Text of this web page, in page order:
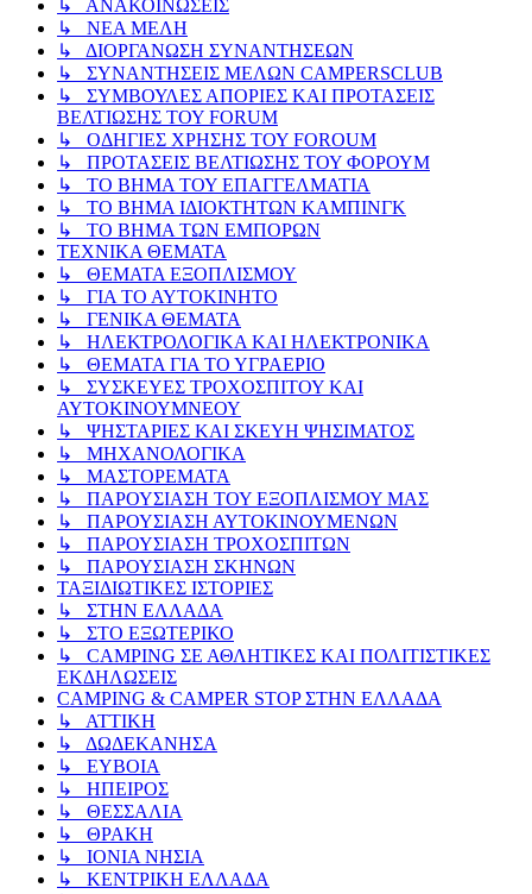
↳ ΑΝΑΚΟΙΝΩΣΕΙΣ
↳ ΝΕΑ ΜΕΛΗ
↳ ΔΙΟΡΓΑΝΩΣΗ ΣΥΝΑΝΤΗΣΕΩΝ
↳ ΣΥΝΑΝΤΗΣΕΙΣ ΜΕΛΩΝ CAMPERSCLUB
↳ ΣΥΜΒΟΥΛΕΣ ΑΠΟΡΙΕΣ ΚΑΙ ΠΡΟΤΑΣΕΙΣ
ΒΕΛΤΙΩΣΗΣ ΤΟΥ FORUM
↳ ΟΔΗΓΙΕΣ ΧΡΗΣΗΣ ΤΟΥ FOROUM
↳ ΠΡΟΤΑΣΕΙΣ ΒΕΛΤΙΩΣΗΣ ΤΟΥ ΦΟΡΟΥΜ
↳ ΤΟ ΒΗΜΑ ΤΟΥ ΕΠΑΓΓΕΛΜΑΤΙΑ
↳ ΤΟ ΒΗΜΑ ΙΔΙΟΚΤΗΤΩΝ ΚΑΜΠΙΝΓΚ
↳ ΤΟ ΒΗΜΑ ΤΩΝ ΕΜΠΟΡΩΝ
ΤΕΧΝΙΚΑ ΘΕΜΑΤΑ
↳ ΘΕΜΑΤΑ ΕΞΟΠΛΙΣΜΟΥ
↳ ΓΙΑ ΤΟ ΑΥΤΟΚΙΝΗΤΟ
↳ ΓΕΝΙΚΑ ΘΕΜΑΤΑ
↳ ΗΛΕΚΤΡΟΛΟΓΙΚΑ ΚΑΙ ΗΛΕΚΤΡΟΝΙΚΑ
↳ ΘΕΜΑΤΑ ΓΙΑ ΤΟ ΥΓΡΑΕΡΙΟ
↳ ΣΥΣΚΕΥΕΣ ΤΡΟΧΟΣΠΙΤΟΥ ΚΑΙ
ΑΥΤΟΚΙΝΟΥΜΝΕΟΥ
↳ ΨΗΣΤΑΡΙΕΣ ΚΑΙ ΣΚΕΥΗ ΨΗΣΙΜΑΤΟΣ
↳ ΜΗΧΑΝΟΛΟΓΙΚΑ
↳ ΜΑΣΤΟΡΕΜΑΤΑ
↳ ΠΑΡΟΥΣΙΑΣΗ ΤΟΥ ΕΞΟΠΛΙΣΜΟΥ ΜΑΣ
↳ ΠΑΡΟΥΣΙΑΣΗ ΑΥΤΟΚΙΝΟΥΜΕΝΩΝ
↳ ΠΑΡΟΥΣΙΑΣΗ ΤΡΟΧΟΣΠΙΤΩΝ
↳ ΠΑΡΟΥΣΙΑΣΗ ΣΚΗΝΩΝ
ΤΑΞΙΔΙΩΤΙΚΕΣ ΙΣΤΟΡΙΕΣ
↳ ΣΤΗΝ ΕΛΛΑΔΑ
↳ ΣΤΟ ΕΞΩΤΕΡΙΚΟ
↳ CAMPING ΣΕ ΑΘΛΗΤΙΚΕΣ ΚΑΙ ΠΟΛΙΤΙΣΤΙΚΕΣ
ΕΚΔΗΛΩΣΕΙΣ
CAMPING & CAMPER STOP ΣΤΗN ΕΛΛΑΔΑ
↳ ΑΤΤΙΚΗ
↳ ΔΩΔΕΚΑΝΗΣΑ
↳ ΕΥΒΟΙΑ
↳ ΗΠΕΙΡΟΣ
↳ ΘΕΣΣΑΛΙΑ
↳ ΘΡΑΚΗ
↳ ΙΟΝΙΑ ΝΗΣΙΑ
↳ ΚΕΝΤΡΙΚΗ ΕΛΛΑΔΑ